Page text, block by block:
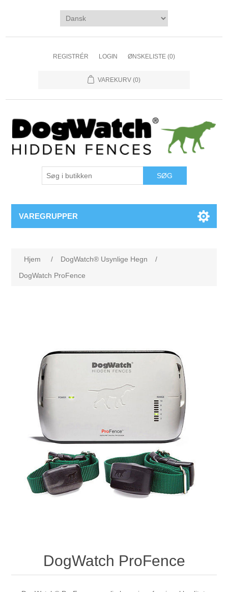
REGISTRÉR LOGIN ØNSKELISTE (0)
VAREKURV (0)
VAREGRUPPER
Hjem / DogWatch® Usynlige Hegn
/
DogWatch ProFence
DogWatch ProFence